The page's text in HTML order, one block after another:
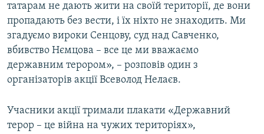
татарам не дають жити на своїй території, де вони
пропадають без вести, і їх ніхто не знаходить. Ми
згадуємо вироки Сенцову, суд над Савченко,
вбивство Нємцова – все це ми вважаємо
державним терором», – розповів один з
організаторів акції Всеволод Нелаєв.
Учасники акції тримали плакати «Державний
терор – це війна на чужих територіях»,